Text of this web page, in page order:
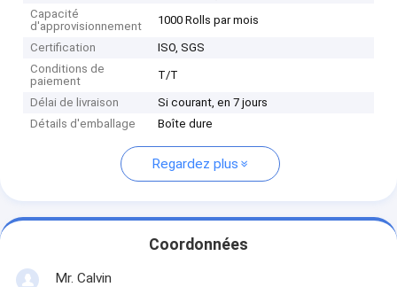
Capacité
d'approvisionnement
1000 Rolls par mois
Certification
ISO, SGS
Conditions de
paiement
T/T
Délai de livraison
Si courant, en 7 jours
Détails d'emballage
Boîte dure
Regardez plus
Coordonnées
Mr. Calvin